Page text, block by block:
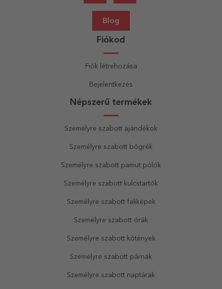
Blog
Fiókod
Fiók létrehozása
Bejelentkezés
Népszerű termékek
Személyre szabott ajándékok
Személyre szabott bögrék
Személyre szabott pamut pólók
Személyre szabott kulcstartók
Személyre szabott faliképek
Személyre szabott órák
Személyre szabott kötények
Személyre szabott párnák
Személyre szabott naptárak